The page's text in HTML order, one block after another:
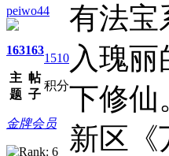
peiwo44
163
主
题
163
帖
子
1510
积分
金牌会员
有法宝
入瑰
下修仙
新区《